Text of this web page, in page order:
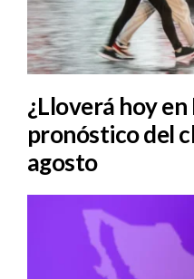
¿Lloverá hoy en
pronóstico del
agosto